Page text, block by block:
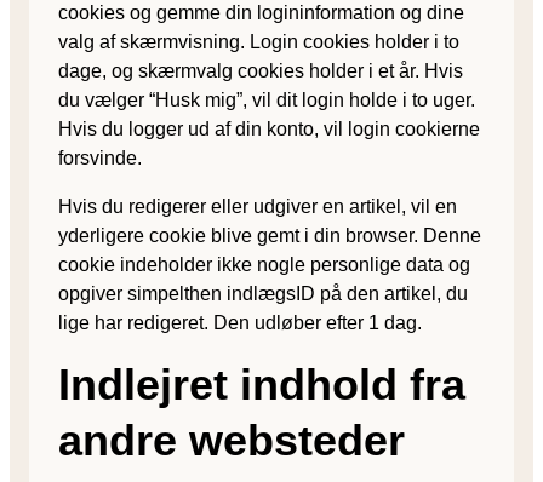
cookies og gemme din logininformation og dine
valg af skærmvisning. Login cookies holder i to
dage, og skærmvalg cookies holder i et år. Hvis
du vælger “Husk mig”, vil dit login holde i to uger.
Hvis du logger ud af din konto, vil login cookierne
forsvinde.
Hvis du redigerer eller udgiver en artikel, vil en
yderligere cookie blive gemt i din browser. Denne
cookie indeholder ikke nogle personlige data og
opgiver simpelthen indlægsID på den artikel, du
lige har redigeret. Den udløber efter 1 dag.
Indlejret indhold fra
andre websteder